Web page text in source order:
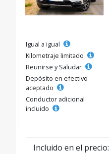
Igual a igual
Kilometraje limitado
Reunirse y Saludar
Depósito en efectivo
aceptado
Conductor adicional
incluido
Incluido en el precio: